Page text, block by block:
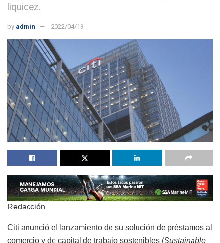
liquidez.
by admin 2022/04/19
Redacción
Citi anunció el lanzamiento de su solución de préstamos al
comercio y de capital de trabajo sostenibles (Sustainable